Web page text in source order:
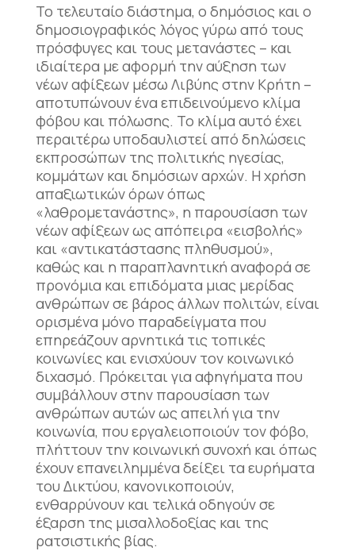
Το τελευταίο διάστημα, ο δημόσιος και ο
δημοσιογραφικός λόγος γύρω από τους
πρόσφυγες και τους μετανάστες – και
ιδιαίτερα με αφορμή την αύξηση των
νέων αφίξεων μέσω Λιβύης στην Κρήτη –
αποτυπώνουν ένα επιδεινούμενο κλίμα
φόβου και πόλωσης. Το κλίμα αυτό έχει
περαιτέρω υποδαυλιστεί από δηλώσεις
εκπροσώπων της πολιτικής ηγεσίας,
κομμάτων και δημόσιων αρχών. Η χρήση
απαξιωτικών όρων όπως
«λαθρομετανάστης», η παρουσίαση των
νέων αφίξεων ως απόπειρα «εισβολής»
και «αντικατάστασης πληθυσμού»,
καθώς και η παραπλανητική αναφορά σε
προνόμια και επιδόματα μιας μερίδας
ανθρώπων σε βάρος άλλων πολιτών, είναι
ορισμένα μόνο παραδείγματα που
επηρεάζουν αρνητικά τις τοπικές
κοινωνίες και ενισχύουν τον κοινωνικό
διχασμό. Πρόκειται για αφηγήματα που
συμβάλλουν στην παρουσίαση των
ανθρώπων αυτών ως απειλή για την
κοινωνία, που εργαλειοποιούν τον φόβο,
πλήττουν την κοινωνική συνοχή και όπως
έχουν επανειλημμένα δείξει τα ευρήματα
του Δικτύου, κανονικοποιούν,
ενθαρρύνουν και τελικά οδηγούν σε
έξαρση της μισαλλοδοξίας και της
ρατσιστικής βίας.